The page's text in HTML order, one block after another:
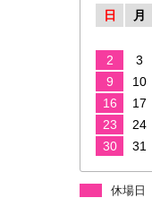
日
月
2
3
9
10
16
17
23
24
30
31
休場日